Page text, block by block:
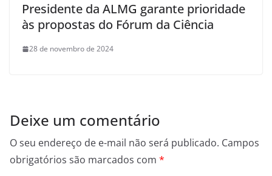
Presidente da ALMG garante prioridade
às propostas do Fórum da Ciência
28 de novembro de 2024
Deixe um comentário
O seu endereço de e-mail não será publicado. Campos
obrigatórios são marcados com *